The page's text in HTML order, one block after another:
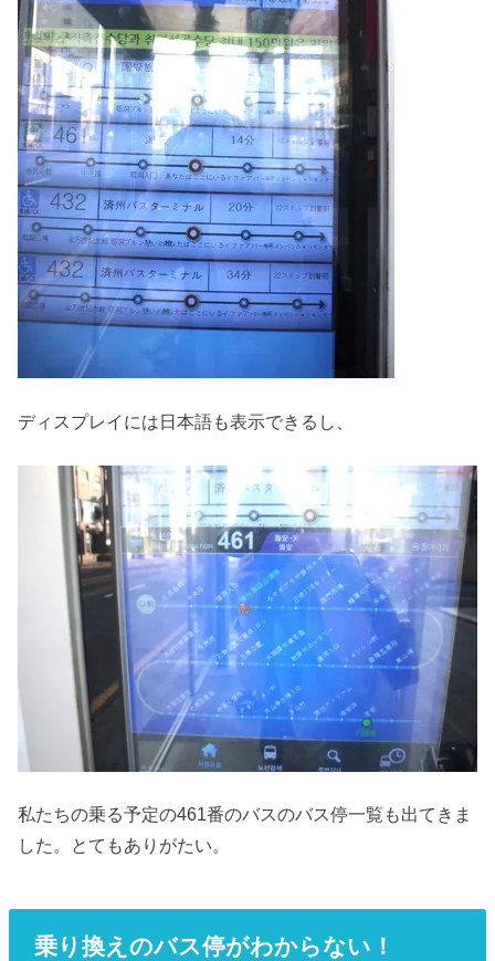
ディスプレイには日本語も表示できるし、
私たちの乗る予定の461番のバスのバス停一覧も出てきま
した。とてもありがたい。
乗り換えのバス停がわからない！